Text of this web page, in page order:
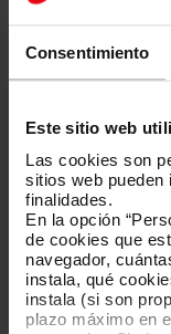
Consentimiento
Este sitio web
Las cookies son
sitios web pueden
finalidades.
En la opción
de cookies que
navegador,
instala, qué
instala (si son
plazo máximo en
Puedes
Google
Compra
tarjeta